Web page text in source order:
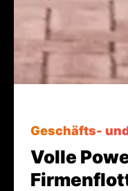
Geschäfts-
Volle